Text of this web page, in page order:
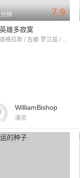
7.9
钟
雄多寂寞
柯克·道格拉斯 / 吉娜·罗兰兹 / 沃尔特·马修
WilliamBishop
演员